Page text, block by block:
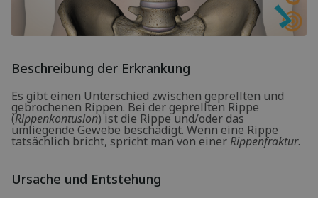
Beschreibung der Erkrankung
Es gibt einen Unterschied zwischen geprellten und
gebrochenen Rippen. Bei der geprellten Rippe
(Rippenkontusion) ist die Rippe und/oder das
umliegende Gewebe beschädigt. Wenn eine Rippe
tatsächlich bricht, spricht man von einer Rippenfraktur.
Ursache und Entstehung